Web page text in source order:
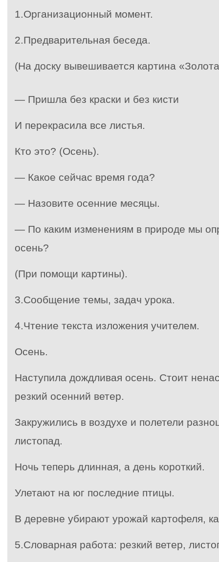
1.Организационный момент.
2.Предварительная беседа.
(На доску вывешивается картина
— Пришла без краски и без кисти
И перекрасила все листья.
Кто это? (Осень).
— Какое сейчас время года?
— Назовите осенние месяцы.
— По каким изменениям в природе мы
осень?
(При помощи картины).
3.Сообщение темы, задач урока.
4.Чтение текста изложения учителем.
Осень.
Наступила дождливая осень. Стоит
резкий осенний ветер.
Закружились в воздухе и полетели
листопад.
Ночь теперь длинная, а день короткий.
Улетают на юг последние птицы.
В деревне убирают урожай картофеля,
5.Словарная работа: резкий ветер,